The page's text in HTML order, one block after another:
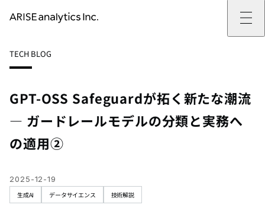
ARISE analyticsとはトップ
ミッション・バリュー
働きがいのある会社づくり
サービス
提供サービストップ
カスタマーサポート改革
ドローン・ビジネス活用
データ・AI人材育成支援
生成AI活用支援
実績
データドリブン改革の推進支援
新規事業の立ち上げ支援
データ分析基盤の構築・活用支援
企業情報トップ
会社概要
CEOメッセージ
サステナビリティ
お問い合わせ
ニュース
ニューストップ
インフォメーション
プレスリリース
イベント
技術情報
技術情報トップ
TECH BLOG
PAPER
採用トップ
新卒採用
社員インタビュー
成長支援
キャリア開発
TECH BLOG
GPT-OSS Safeguardが拓く新たな潮流
— ガードレールモデルの分類と実務へ
の適用②
生成AI データサイエンス 技術解説
2025-12-19